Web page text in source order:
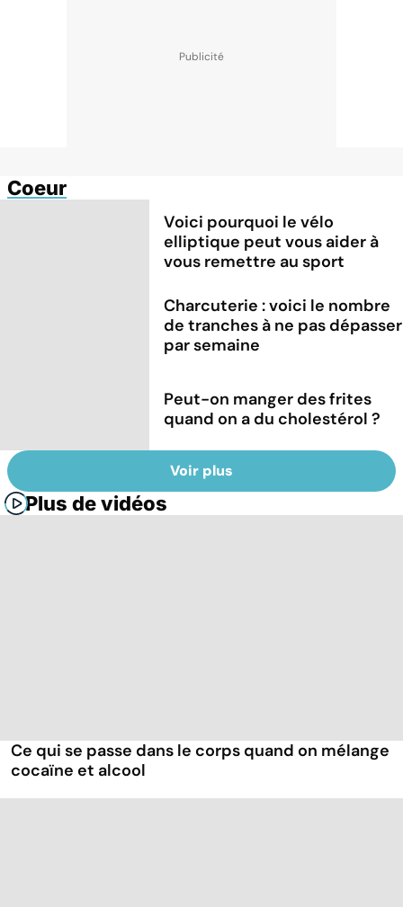
Coeur
Voici pourquoi le vélo
elliptique peut vous aider à
vous remettre au sport
Charcuterie : voici le nombre
de tranches à ne pas dépasser
par semaine
Peut-on manger des frites
quand on a du cholestérol ?
Voir plus
Plus de vidéos
Ce qui se passe dans le corps quand on mélange
cocaïne et alcool